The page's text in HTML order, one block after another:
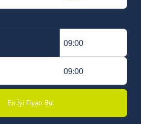
09:00
09:00
En İyi Fiyatı Bul